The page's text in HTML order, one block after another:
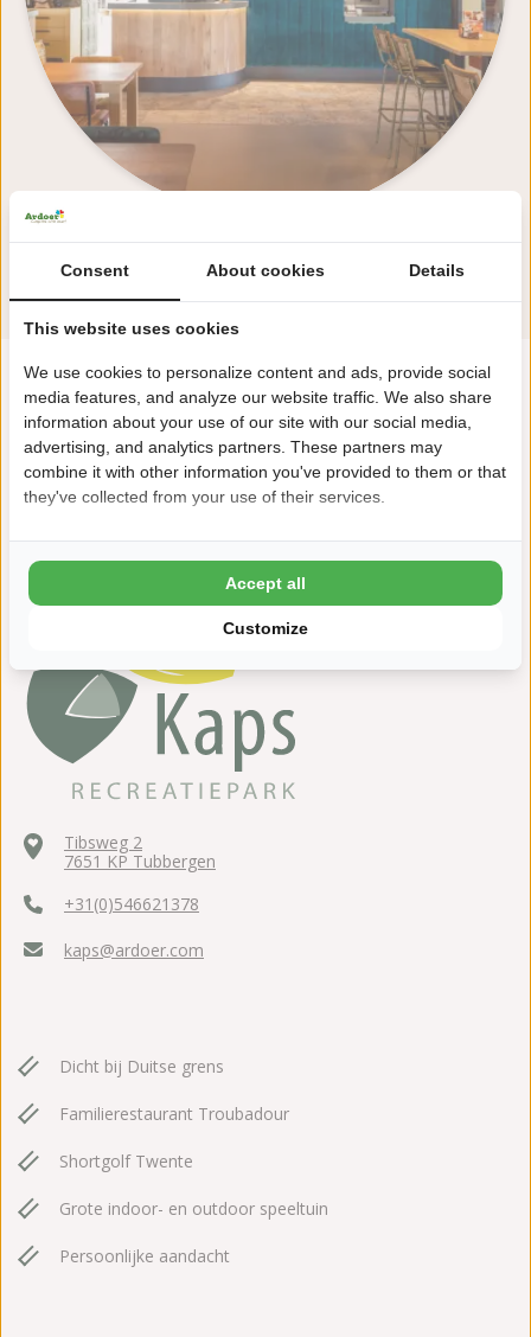
Bekijk alle faciliteiten
"Onbezorgd genieten in een natuurrijke
omgeving!"
Tibsweg 2
7651 KP Tubbergen
+31(0)546621378
kaps@ardoer.com
Dicht bij Duitse grens
Familierestaurant Troubadour
Shortgolf Twente
Grote indoor- en outdoor speeltuin
Persoonlijke aandacht
Consent About cookies Details
This website uses cookies
We use cookies to personalize content and ads, provide social
media features, and analyze our website traffic. We also share
information about your use of our site with our social media,
advertising, and analytics partners. These partners may
combine it with other information you've provided to them or that
they've collected from your use of their services.
Customize
Accept all